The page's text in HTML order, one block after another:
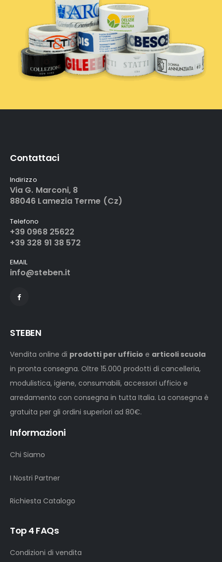
Contattaci
Indirizzo
Via G. Marconi, 8
88046 Lamezia Terme (Cz)
Telefono
+39 0968 25622
+39 328 91 38 572
EMAIL
info@steben.it
STEBEN
Vendita online di prodotti per ufficio e articoli scuola
in pronta consegna. Oltre 15.000 prodotti di cancelleria,
modulistica, igiene, consumabili, accessori ufficio e
arredamento con consegna in tutta Italia. La consegna è
gratuita per gli ordini superiori ad 80€.
Informazioni
Chi Siamo
I Nostri Partner
Richiesta Catalogo
Top 4 FAQs
Condizioni di vendita